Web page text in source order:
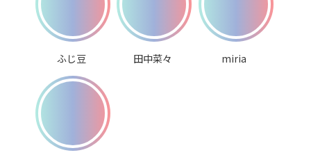
ふじ豆 田中菜々 miria